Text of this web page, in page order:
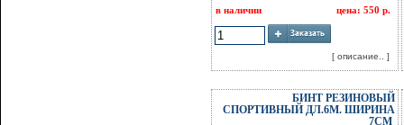
в наличии цена: 550 р.
[ описание.. ]
БИНТ РЕЗИНОВЫЙ
СПОРТИВНЫЙ ДЛ.6М. ШИРИНА
7СМ